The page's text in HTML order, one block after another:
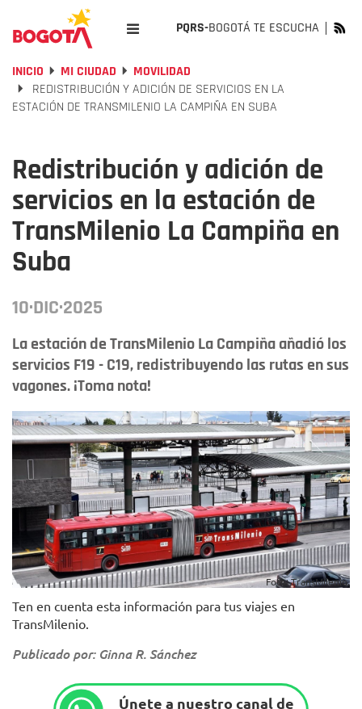
PQRS-BOGOTÁ TE ESCUCHA
INICIO MI CIUDAD
MOVILIDAD
REDISTRIBUCIÓN Y ADICIÓN DE SERVICIOS EN LA
ESTACIÓN DE TRANSMILENIO LA CAMPIÑA EN SUBA
Redistribución y adición de
servicios en la estación de
TransMilenio La Campiña en
Suba
10·DIC·2025
La estación de TransMilenio La Campiña añadió los
servicios F19 - C19, redistribuyendo las rutas en sus
vagones. ¡Toma nota!
Foto: TransMilenio.
Ten en cuenta esta información para tus viajes en
TransMilenio.
Publicado por: Ginna R. Sánchez
Únete a nuestro canal de